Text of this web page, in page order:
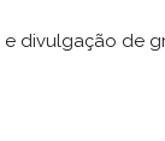
divulgação de